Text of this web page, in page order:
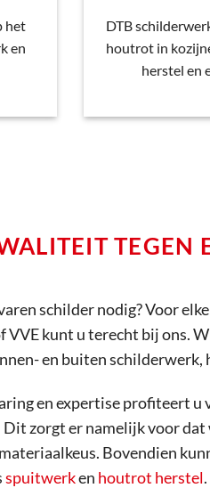
het
en
DTB
houtrot in
herstel en
TEGEN
schilder nodig? Voor
VVE kunt u terecht bij ons.
en buiten
en expertise profiteert u
Dit zorgt er namelijk voor
Bovendien
spuitwerken houtrot herstel